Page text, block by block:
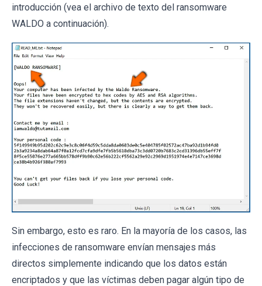
introducción (vea el archivo de texto del ransomware
WALDO a continuación).
Sin embargo, esto es raro. En la mayoría de los casos, las
infecciones de ransomware envían mensajes más
directos simplemente indicando que los datos están
encriptados y que las víctimas deben pagar algún tipo de